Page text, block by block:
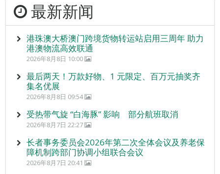
最新新闻
港珠澳大桥澳门跨境货物转运站启用三周年 助力
港澳物流高效联通
2026年8月8日 10:00
最后两天！万款好物、1 元限定、百万元抽奖齐
集名优展
2026年8月8日 09:54
受热带气旋 “白海豚” 影响 部分航班取消
2026年8月7日 22:27
长者事务委员会2026年第二次全体会议及养老保
障机制跨部门协调小组联合会议
2026年8月7日 20:41